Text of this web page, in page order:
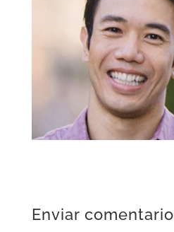
Enviar comentario